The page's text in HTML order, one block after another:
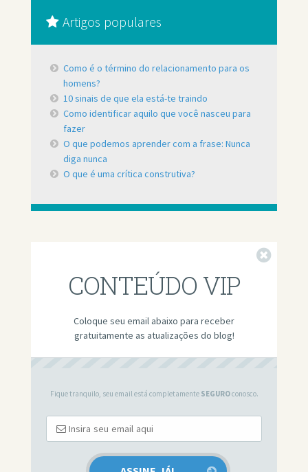
Artigos populares
Como é o término do relacionamento para os
homens?
10 sinais de que ela está-te traindo
Como identificar aquilo que você nasceu para
fazer
O que podemos aprender com a frase: Nunca
diga nunca
O que é uma crítica construtiva?
CONTEÚDO VIP
Coloque seu email abaixo para receber
gratuitamente as atualizações do blog!
Fique tranquilo, seu email está completamente SEGUROconosco.